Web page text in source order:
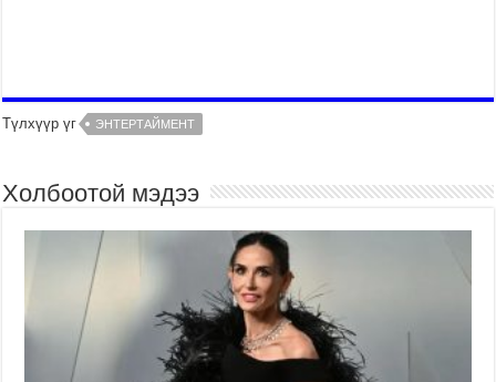
Түлхүүр үг ЭНТЕРТАЙМЕНТ
Холбоотой мэдээ